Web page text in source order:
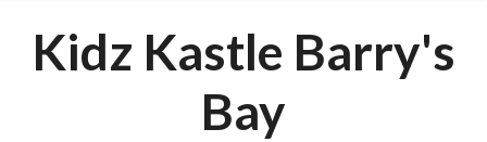
Kidz Kastle Barry's
Bay